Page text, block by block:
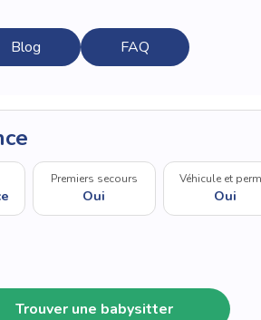
Blog FAQ
Premiers secours
Oui
Véhicule et
Oui
Trouver une babysitter